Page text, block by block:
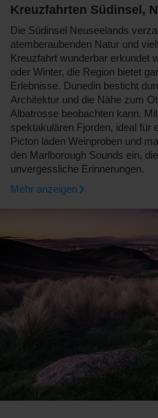
Kreuzfahrten Südinsel,
Die Südinsel Neuseelands
atemberaubenden Natur und
Kreuzfahrt wunderbar erkundet
oder Winter, die Region bietet
Erlebnisse. Dunedin besticht
Architektur und die Nähe zum
Albatrosse beobachten kann.
spektakulären Fjorden, ideal für
Picton laden Weinproben und
den Marlborough Sounds ein,
unvergessliche Erinnerungen.
Mehr anzeigen